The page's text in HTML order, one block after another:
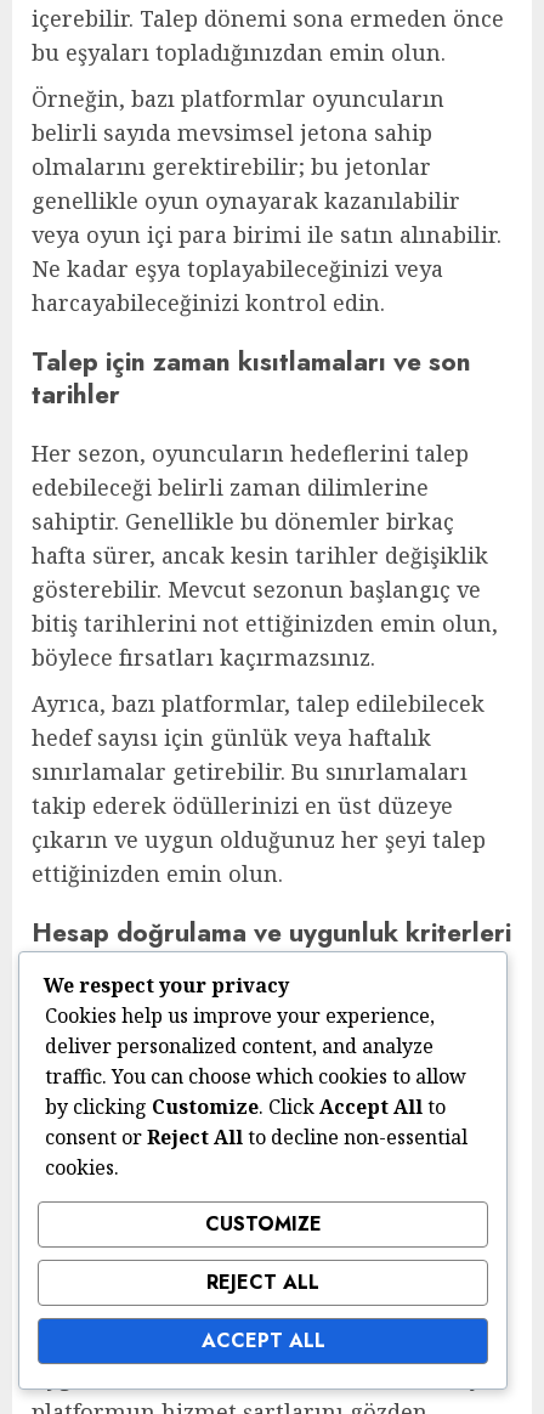
içerebilir. Talep dönemi sona ermeden önce
bu eşyaları topladığınızdan emin olun.
Örneğin, bazı platformlar oyuncuların
belirli sayıda mevsimsel jetona sahip
olmalarını gerektirebilir; bu jetonlar
genellikle oyun oynayarak kazanılabilir
veya oyun içi para birimi ile satın alınabilir.
Ne kadar eşya toplayabileceğinizi veya
harcayabileceğinizi kontrol edin.
Talep için zaman kısıtlamaları ve son
tarihler
Her sezon, oyuncuların hedeflerini talep
edebileceği belirli zaman dilimlerine
sahiptir. Genellikle bu dönemler birkaç
hafta sürer, ancak kesin tarihler değişiklik
gösterebilir. Mevcut sezonun başlangıç ve
bitiş tarihlerini not ettiğinizden emin olun,
böylece fırsatları kaçırmazsınız.
Ayrıca, bazı platformlar, talep edilebilecek
hedef sayısı için günlük veya haftalık
sınırlamalar getirebilir. Bu sınırlamaları
takip ederek ödüllerinizi en üst düzeye
çıkarın ve uygun olduğunuz her şeyi talep
ettiğinizden emin olun.
Hesap doğrulama ve uygunluk kriterleri
Sezon hedeflerini talep etmek için
oyuncuların hesaplarını doğrulamaları
gerekebilir, özellikle sosyal medya veya e-
posta hesaplarıyla bağlantı kurmayı
gerektiren platformlarda. Bu doğrulama
süreci, ödüllerin adil ve güvenli bir şekilde
dağıtılmasını sağlamaya yardımcı olur.
Uygunluk kriterleri, oyun topluluğunda iyi
durumda olmayı da içerebilir; bu da son
zamanlarda herhangi bir yasak veya ceza
almamış olmayı gerektirir. Hesabınıza
We respect your privacy
Cookies help us improve your experience,
deliver personalized content, and analyze
traffic. You can choose which cookies to allow
by clicking Customize. ClickAccept Allto
consent orReject Allto decline non-essential
cookies.
CUSTOMIZE
REJECT ALL
ACCEPT ALL